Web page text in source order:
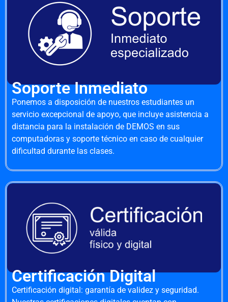
Soporte Inmediato
Ponemos a disposición de nuestros estudiantes un
servicio excepcional de apoyo, que incluye asistencia a
distancia para la instalación de DEMOS en sus
computadoras y soporte técnico en caso de cualquier
dificultad durante las clases.
Certificación Digital
Certificación digital: garantía de validez y seguridad.